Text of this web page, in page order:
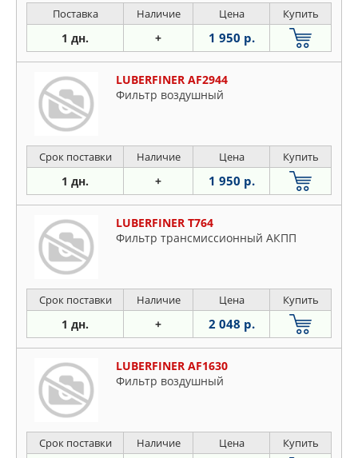
Поставка Наличие Цена Купить
1 дн. + 1 950 р.
LUBERFINER AF2944
Фильтр воздушный
Срок поставки Наличие Цена Купить
1 дн. + 1 950 р.
LUBERFINER T764
Фильтр трансмиссионный АКПП
Срок поставки Наличие Цена Купить
1 дн. + 2 048 р.
LUBERFINER AF1630
Фильтр воздушный
Срок поставки Наличие Цена Купить